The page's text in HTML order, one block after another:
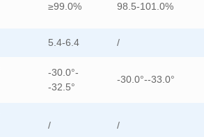
≥99.0% 98.5-101.0%
5.4-6.4 /
-30.0°-
-32.5°
-30.0°--33.0°
/ /